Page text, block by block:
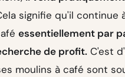
signifie qu'il continue
essentiellement par
de profit. C'est
moulins à café sont